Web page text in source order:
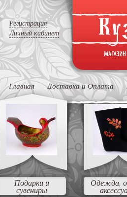
Регистрация
Личный кабинет
Главная Доставка и Оплата
Подарки и
сувениры
Одежда,